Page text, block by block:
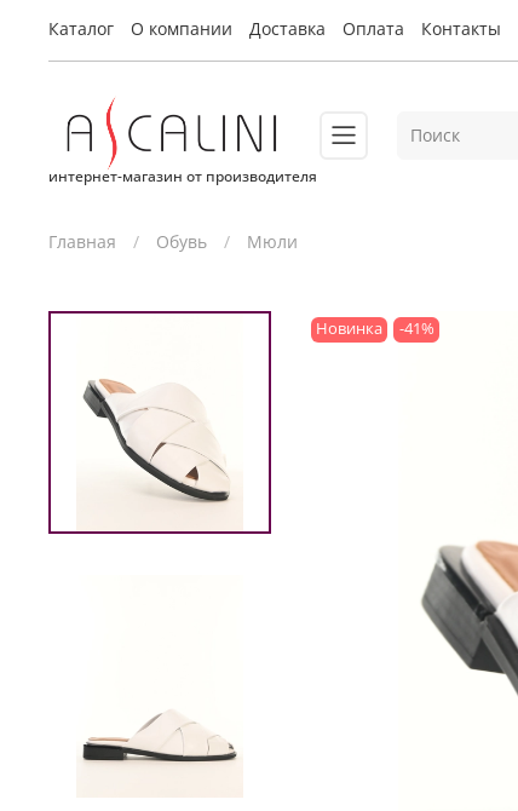
Каталог О компании Доставка Оплата Контакты
интернет-магазин от производителя
Главная Обувь Мюли
Новинка -41%